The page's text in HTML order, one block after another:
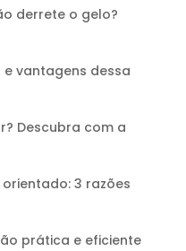
derrete o gelo?
e vantagens dessa
Descubra com a
3 razões
prática e eficiente